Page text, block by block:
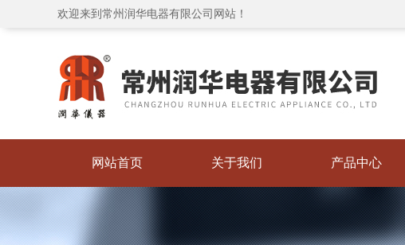
欢迎来到常州润华电器有限公司网站！
网站首页 关于我们 产品中心